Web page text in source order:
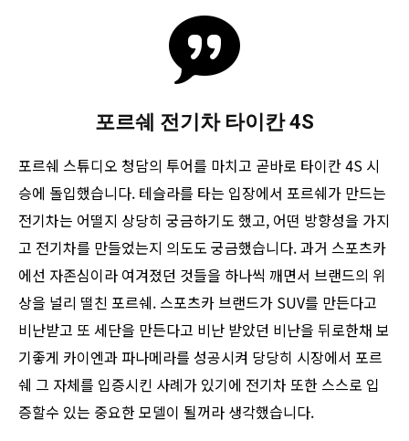
포르쉐 전기차 타이칸 4S
포르쉐 스튜디오 청담의 투어를 마치고 곧바로 타이칸 4S 시
승에 돌입했습니다. 테슬라를 타는 입장에서 포르쉐가 만드는
전기차는 어떨지 상당히 궁금하기도 했고, 어떤 방향성을 가지
고 전기차를 만들었는지 의도도 궁금했습니다. 과거 스포츠카
에선 자존심이라 여겨졌던 것들을 하나씩 깨면서 브랜드의 위
상을 널리 떨친 포르쉐. 스포츠카 브랜드가 SUV를 만든다고
비난받고 또 세단을 만든다고 비난 받았던 비난을 뒤로한채 보
기좋게 카이엔과 파나메라를 성공시켜 당당히 시장에서 포르
쉐 그 자체를 입증시킨 사례가 있기에 전기차 또한 스스로 입
증할수 있는 중요한 모델이 될꺼라 생각했습니다.